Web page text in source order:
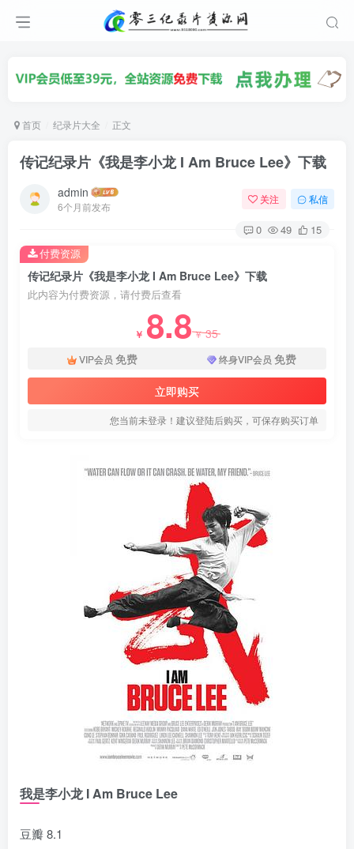
首页 纪录片大全 正文
传记纪录片《我是李小龙 I Am Bruce Lee》下载
admin
6个月前发布
关注 私信
0 49 15
传记纪录片《我是李小龙 I Am Bruce Lee》下载
此内容为付费资源，请付费后查看
￥ 8.8￥35
VIP会员 免费 终身VIP会员 免费
立即购买
您当前未登录！建议登陆后购买，可保存购买订单
付费资源
我是李小龙 I Am Bruce Lee
豆瓣 8.1